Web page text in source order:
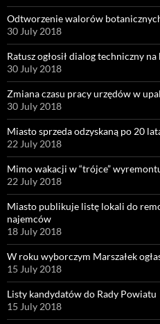
Odtworzenie walorów
30 July 2018
Ratusz ogłosił dialog techniczny
30 July 2018
Zmiana czasu pracy urzędów w
30 July 2018
Miasto sprzeda odzyskaną po 20
22 July 2018
Mimo wakacji w “trójce”
22 July 2018
Miasto publikuje listę lokali do
najemców
18 July 2018
W roku wyborczym Marszałek
15 July 2018
Listy kandydatów do Rady Powiatu
15 July 2018